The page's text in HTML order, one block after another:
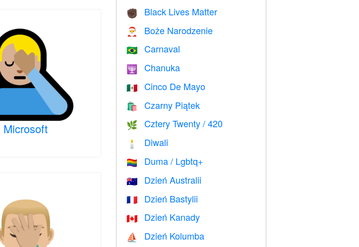
Microsoft
✊🏿 Black Lives Matter
🎅 Boże Narodzenie
🇧🇷 Carnaval
🕎 Chanuka
🇲🇽 Cinco De Mayo
🛍 Czarny Piątek
🌿 Cztery Twenty / 420
🕯 Diwali
🏳️‍🌈 Duma / Lgbtq+
🇦🇺 Dzień Australii
🇫🇷 Dzień Bastylii
🇨🇦 Dzień Kanady
⛵️ Dzień Kolumba